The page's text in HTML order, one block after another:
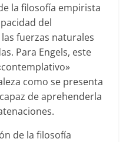
la filosofía empirista
del
fuerzas naturales
Para Engels, este
como se presenta
de aprehenderla
de la filosofía